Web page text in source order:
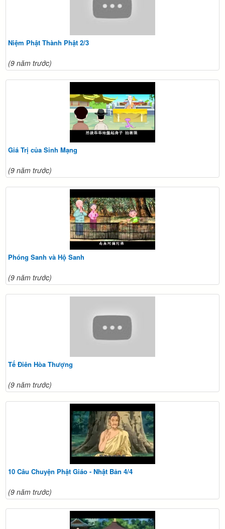
Niệm Phật Thành Phật 2/3
(9 năm trước)
Giá Trị của Sinh Mạng
(9 năm trước)
Phóng Sanh và Hộ Sanh
(9 năm trước)
Tế Điên Hòa Thượng
(9 năm trước)
10 Câu Chuyện Phật Giáo - Nhật Bản 4/4
(9 năm trước)